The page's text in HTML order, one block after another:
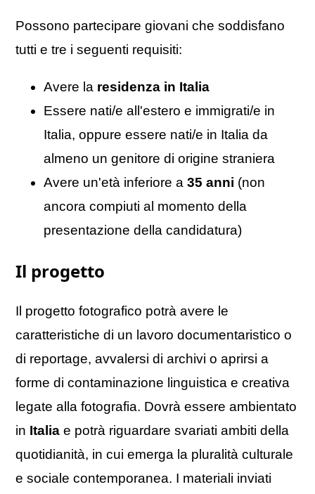
Possono partecipare giovani che soddisfano
tutti e tre i seguenti requisiti:
Avere la residenza in Italia
Essere nati/e all'estero e immigrati/e in
Italia, oppure essere nati/e in Italia da
almeno un genitore di origine straniera
Avere un'età inferiore a 35 anni (non
ancora compiuti al momento della
presentazione della candidatura)
Il progetto
Il progetto fotografico potrà avere le
caratteristiche di un lavoro documentaristico o
di reportage, avvalersi di archivi o aprirsi a
forme di contaminazione linguistica e creativa
legate alla fotografia. Dovrà essere ambientato
in Italia e potrà riguardare svariati ambiti della
quotidianità, in cui emerga la pluralità culturale
e sociale contemporanea. I materiali inviati